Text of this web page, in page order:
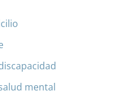
mental